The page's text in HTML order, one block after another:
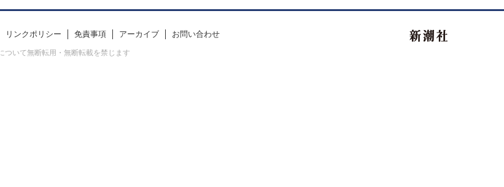
リンクポリシー 免責事項 アーカイブ お問い合わせ
いて無断転用・無断転載を禁じます